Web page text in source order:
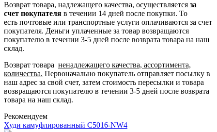
Возврат товара, надлежащего качества, осуществляется за
счет покупателя в течении 14 дней после покупки. То
есть почтовые или транспортные услуги оплачиваются за счет
покупателя. Деньги уплаченные за товар возвращаются
покупателю в течении 3-5 дней после возврата товара на наш
склад.
Возврат товара ненадлежащего качества, ассортимента,
количества. Первоначально покупатель отправляет посылку в
наш адрес за свой счет, затем стоимость пересылки и товара
возвращаются покупателю в течении 3-5 дней после возврата
товара на наш склад.
Рекомендуем
Худи камуфлированный C5016-NW4